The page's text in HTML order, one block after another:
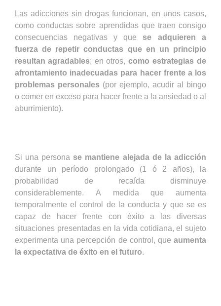
Las adicciones sin drogas funcionan, en unos casos,
como conductas sobre aprendidas que traen consigo
consecuencias negativas y que se adquieren a
fuerza de repetir conductas que en un principio
resultan agradables; en otros, como estrategias de
afrontamiento inadecuadas para hacer frente a los
problemas personales (por ejemplo, acudir al bingo
o comer en exceso para hacer frente a la ansiedad o al
aburrimiento).
Si una persona se mantiene alejada de la adicción
durante un período prolongado (1 ó 2 años), la
probabilidad de recaída disminuye
considerablemente. A medida que aumenta
temporalmente el control de la conducta y que se es
capaz de hacer frente con éxito a las diversas
situaciones presentadas en la vida cotidiana, el sujeto
experimenta una percepción de control, que aumenta
la expectativa de éxito en el futuro.